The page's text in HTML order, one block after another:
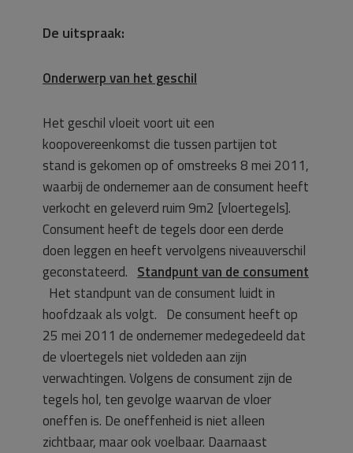
De uitspraak:
Onderwerp van het geschil
Het geschil vloeit voort uit een
koopovereenkomst die tussen partijen tot
stand is gekomen op of omstreeks 8 mei 2011,
waarbij de ondernemer aan de consument heeft
verkocht en geleverd ruim 9m2 [vloertegels].
Consument heeft de tegels door een derde
doen leggen en heeft vervolgens niveauverschil
geconstateerd. Standpunt van de consument
Het standpunt van de consument luidt in
hoofdzaak als volgt. De consument heeft op
25 mei 2011 de ondernemer medegedeeld dat
de vloertegels niet voldeden aan zijn
verwachtingen. Volgens de consument zijn de
tegels hol, ten gevolge waarvan de vloer
oneffen is. De oneffenheid is niet alleen
zichtbaar, maar ook voelbaar. Daarnaast